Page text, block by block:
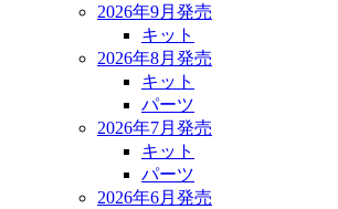
2026年9月発売
キット
2026年8月発売
キット
パーツ
2026年7月発売
キット
パーツ
2026年6月発売